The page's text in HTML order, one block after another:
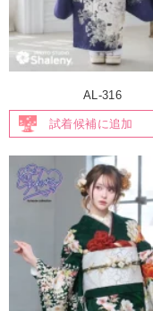
AL-316
試着候補に追加